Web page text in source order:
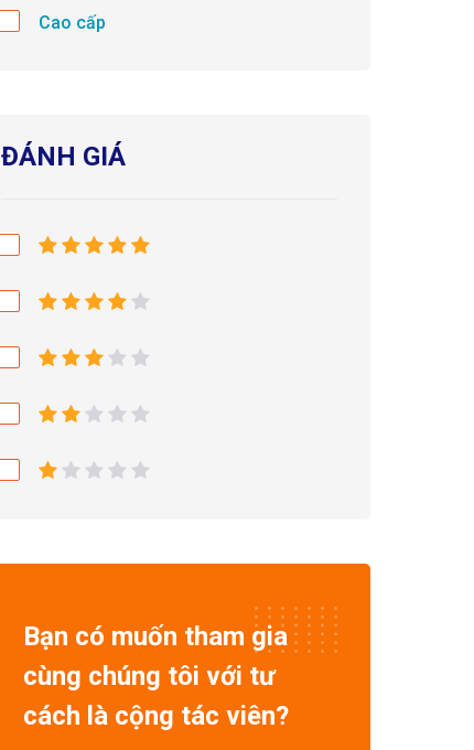
Cao cấp
ĐÁNH GIÁ
Bạn có muốn tham gia
cùng chúng tôi với tư
cách là cộng tác viên?